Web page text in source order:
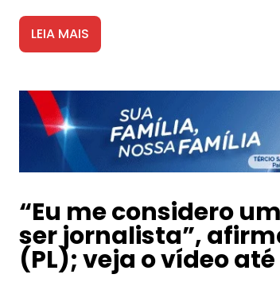
LEIA MAIS
“Eu me considero
ser jornalista”,
(PL); veja o vídeo